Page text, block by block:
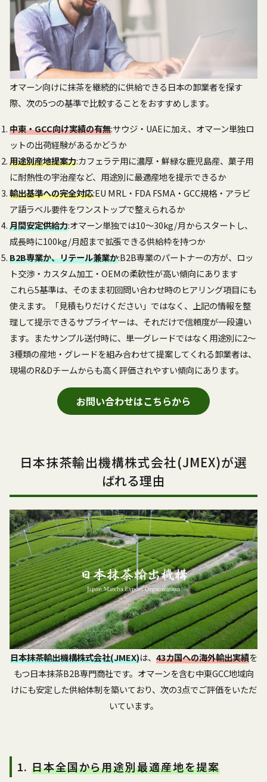
オマーン向けに抹茶を継続的に供給できる日本の卸業者を探す
際、次の5つの基準で比較することをおすすめします。
中東・GCC向け実績の有無:サウジ・UAEに加え、オマーン単独ロ
ットの出荷経験があるかどうか
用途別産地提案力:カフェラテ用に濃厚・鮮緑な鹿児島産、菓子用
に耐熱性の宇治産など、用途別に最適産地を提示できるか
輸出基準への完全対応:EU MRL・FDA FSMA・GCC規格・アラビ
ア語ラベル要件をワンストップで整えられるか
月間安定供給力:オマーン単独では10〜30kg/月からスタートし、
成長時に100kg/月超まで拡張できる供給枠を持つか
B2B専業か、リテール兼業か:B2B専業のパートナーの方が、ロッ
ト交渉・カスタム加工・OEMの柔軟性が高い傾向にあります
これら5基準は、そのまま初回問い合わせ時のヒアリング項目にも
使えます。「見積もりだけください」ではなく、上記の情報を整
理して提示できるサプライヤーは、それだけで信頼度が一段違い
ます。またサンプル送付時に、単一グレードではなく用途別に2〜
3種類の産地・グレードを組み合わせて提案してくれる卸業者は、
現場のR&Dチームからも高く評価されやすい傾向にあります。
お問い合わせはこちらから
日本抹茶輸出機構株式会社(JMEX)が選
ばれる理由
日本抹茶輸出機構株式会社(JMEX)は、 43カ国への海外輸出実績を
もつ日本抹茶B2B専門商社です。オマーンを含む中東GCC地域向
けにも安定した供給体制を築いており、次の3点でご評価をいただ
いています。
1. 日本全国から用途別最適産地を提案